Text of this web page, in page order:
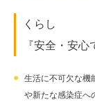
くらし
『安全・安
生活に不可欠な機
や新たな感染症へ